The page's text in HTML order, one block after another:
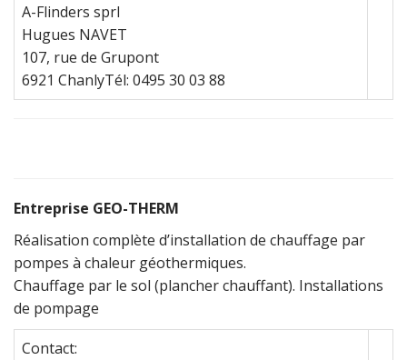
A-Flinders sprl
Hugues NAVET
107, rue de Grupont
6921 ChanlyTél: 0495 30 03 88
Entreprise GEO-THERM
Réalisation complète d’installation de chauffage par
pompes à chaleur géothermiques.
Chauffage par le sol (plancher chauffant). Installations
de pompage
Contact: